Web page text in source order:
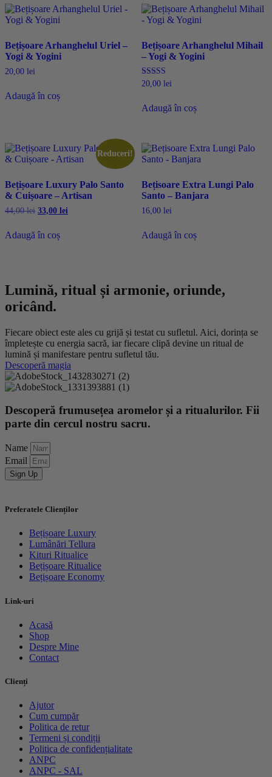
Bețișoare Arhanghelul Uriel –
Yogi & Yogini
20,00 lei
Adaugă în coș
Bețișoare Arhanghelul Mihail
– Yogi & Yogini
Evaluat la
20,00 lei
Adaugă în coș
Reduceri!
Bețișoare Luxury Palo Santo
& Cuișoare – Artisan
44,00lei Prețul
a
fost:
33,00 lei
Adaugă în coș
Bețisoare Extra Lungi Palo
Santo – Banjara
16,00 lei
Adaugă în coș
Lumină, ritual și armonie, oriunde,
oricând.
Fiecare obiect este ales cu grijă și testat cu sufletul. Aici, dorința se
împletește cu energia sacră, iar fiecare clipă devine un ritual de
lumină și manifestare pentru sufletul tău.
Descoperă magia
Descoperă frumusețea aromelor și a ritualurilor. Fii
parte din cercul nostru sacru.
Name
Email
Sign Up
Preferatele Clienților
Bețișoare Luxury
Lumânări Tellura
Kituri Ritualice
Bețișoare Ritualice
Bețișoare Economy
Link-uri
Acasă
Shop
Despre Mine
Contact
Clienți
Ajutor
Cum cumpăr
Politica de retur
Termeni și condiții
Politica de confidențialitate
ANPC
ANPC - SAL